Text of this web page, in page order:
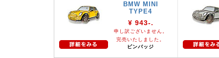
BMW MINI
TYPE4
¥ 943-.
申し訳ございません。
完売いたしました。
ピンバッジ